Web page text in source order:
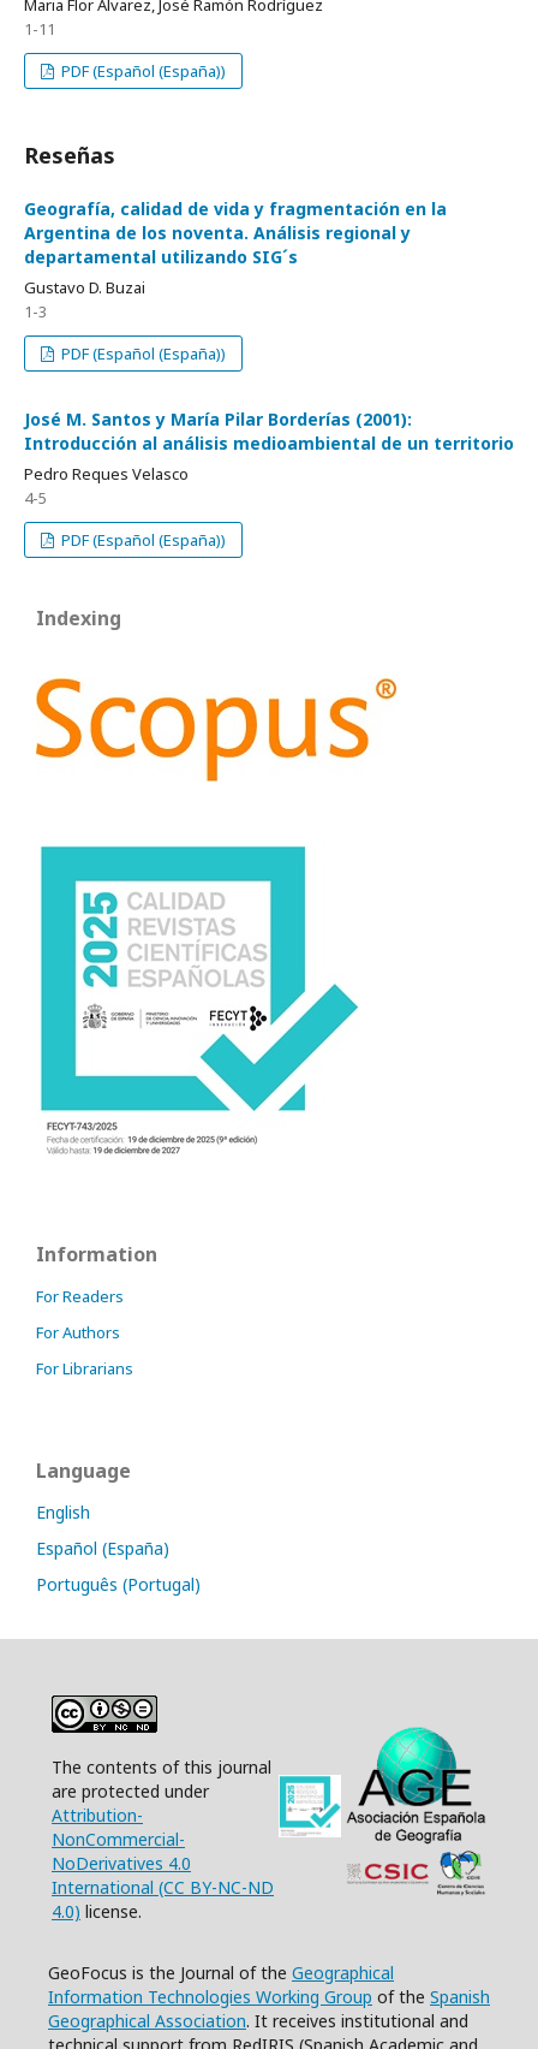
Maria Flor Álvarez, José Ramón Rodríguez
1-11
PDF (Español (España))
Reseñas
Geografía, calidad de vida y fragmentación en la
Argentina de los noventa. Análisis regional y
departamental utilizando SIG´s
Gustavo D. Buzai
1-3
PDF (Español (España))
José M. Santos y María Pilar Borderías (2001):
Introducción al análisis medioambiental de un territorio
Pedro Reques Velasco
4-5
PDF (Español (España))
Indexing
Information
For Readers
For Authors
For Librarians
Language
English
Español (España)
Português (Portugal)
The contents of this journal
are protected under
Attribution-
NonCommercial-
NoDerivatives 4.0
International (CC BY-NC-ND
4.0) license.
GeoFocus is the Journal of the Geographical
Information Technologies Working Group of the Spanish
Geographical Association. It receives institutional and